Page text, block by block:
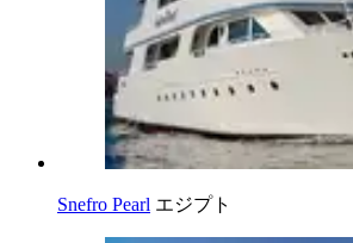
Snefro Pearl エジプト